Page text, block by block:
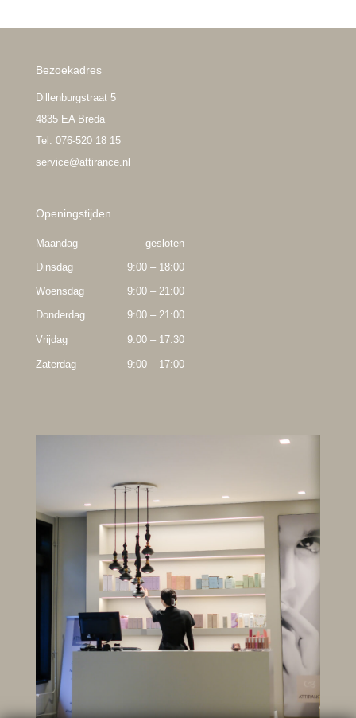
Bezoekadres
Dillenburgstraat 5
4835 EA Breda
Tel: 076-520 18 15
service@attirance.nl
Openingstijden
Maandag
gesloten
Dinsdag
9:00 – 18:00
Woensdag
9:00 – 21:00
Donderdag
9:00 – 21:00
Vrijdag 9:00 – 17:30
Zaterdag 9:00 – 17:00